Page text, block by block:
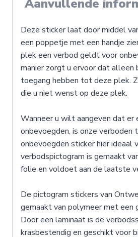
Aanvullende
Deze sticker laat door middel
een poppetje met een handje
plek een verbod geldt voor
manier zorgt u ervoor dat alleen
toegang hebben tot deze plek.
die u niet wenst op deze plek.
Wanneer u wilt aangeven dat er
onbevoegden, is onze verboden
onbevoegden sticker hier ideaal
verbodspictogram is gemaakt
folie en voldoet aan de laatste
De pictogram stickers van
gemaakt van polymeer met een
Door een laminaat is de
krasbestendig en geschikt voor